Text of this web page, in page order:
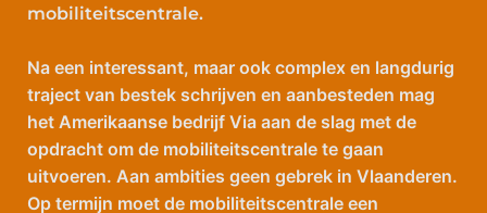
mobiliteitscentrale.
Na een interessant, maar ook complex en langdurig
traject van bestek schrijven en aanbesteden mag
het Amerikaanse bedrijf Via aan de slag met de
opdracht om de mobiliteitscentrale te gaan
uitvoeren. Aan ambities geen gebrek in Vlaanderen.
Op termijn moet de mobiliteitscentrale een